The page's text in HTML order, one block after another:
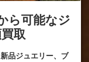
ら可能なジ
取
新品ジュエリー、ブ